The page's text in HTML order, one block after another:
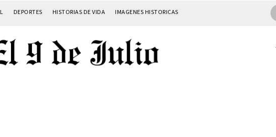
DEPORTES HISTORIAS DE VIDA IMAGENES HISTORICAS